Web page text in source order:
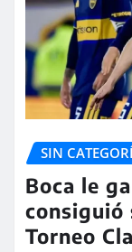
SIN
Boca le
Torneo